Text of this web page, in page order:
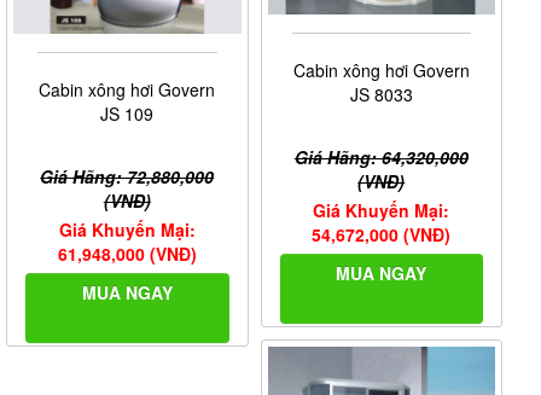
Cabin xông hơi Govern
JS 109
Giá Hãng: 72,880,000
(VNĐ)
Giá Khuyến Mại:
61,948,000 (VNĐ)
MUA NGAY
Cabin xông hơi Govern
JS 8033
Giá Hãng: 64,320,000
(VNĐ)
Giá Khuyến Mại:
54,672,000 (VNĐ)
MUA NGAY